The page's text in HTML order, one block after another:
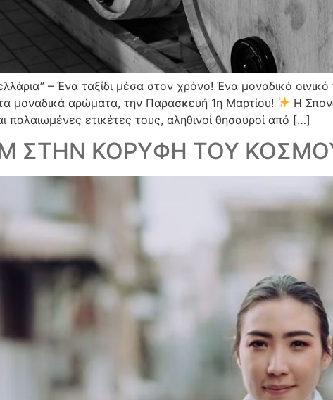
– Ένα ταξίδι μέσα στον χρόνο! Ένα μοναδικό
μοναδικά αρώματα, την Παρασκευή 1η Μαρτίου!
Η
παλαιωμένες ετικέτες τους, αληθινοί θησαυροί από […]
ΣΤΗΝ ΚΟΡΥΦΗ ΤΟΥ